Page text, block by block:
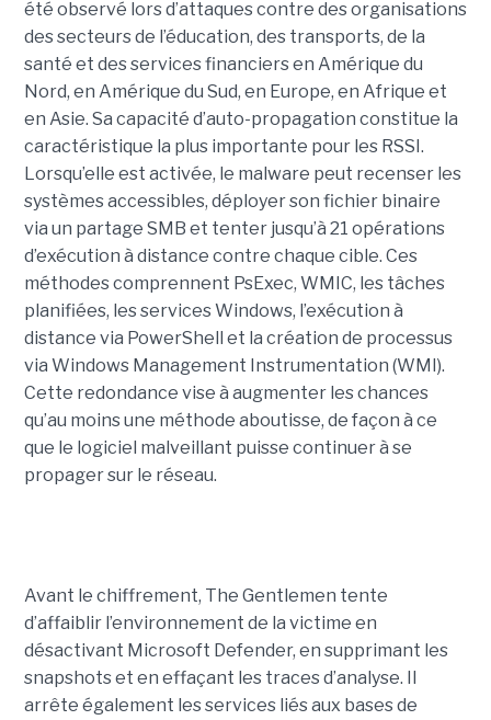
été observé lors d’attaques contre des organisations
des secteurs de l’éducation, des transports, de la
santé et des services financiers en Amérique du
Nord, en Amérique du Sud, en Europe, en Afrique et
en Asie. Sa capacité d’auto-propagation constitue la
caractéristique la plus importante pour les RSSI.
Lorsqu’elle est activée, le malware peut recenser les
systèmes accessibles, déployer son fichier binaire
via un partage SMB et tenter jusqu’à 21 opérations
d’exécution à distance contre chaque cible. Ces
méthodes comprennent PsExec, WMIC, les tâches
planifiées, les services Windows, l’exécution à
distance via PowerShell et la création de processus
via Windows Management Instrumentation (WMI).
Cette redondance vise à augmenter les chances
qu’au moins une méthode aboutisse, de façon à ce
que le logiciel malveillant puisse continuer à se
propager sur le réseau.
Avant le chiffrement, The Gentlemen tente
d’affaiblir l’environnement de la victime en
désactivant Microsoft Defender, en supprimant les
snapshots et en effaçant les traces d’analyse. Il
arrête également les services liés aux bases de